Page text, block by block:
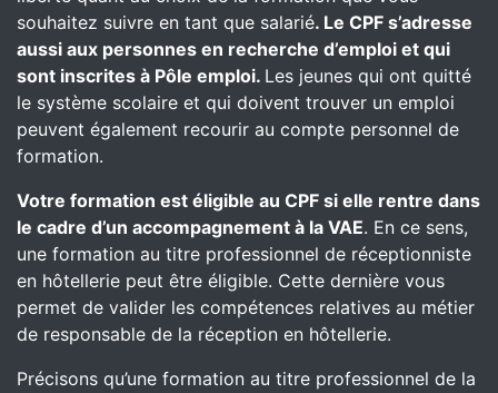
souhaitez suivre en tant que salarié. Le CPF s’adresse
aussi aux personnes en recherche d’emploi et qui
sont inscrites à Pôle emploi. Les jeunes qui ont quitté
le système scolaire et qui doivent trouver un emploi
peuvent également recourir au compte personnel de
formation.
Votre formation est éligible au CPF si elle rentre dans
le cadre d’un accompagnement à la VAE. En ce sens,
une formation au titre professionnel de réceptionniste
en hôtellerie peut être éligible. Cette dernière vous
permet de valider les compétences relatives au métier
de responsable de la réception en hôtellerie.
Précisons qu’une formation au titre professionnel de la